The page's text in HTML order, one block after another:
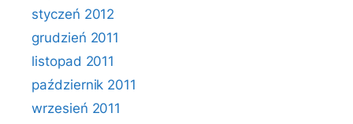
styczeń 2012
grudzień 2011
listopad 2011
październik 2011
wrzesień 2011